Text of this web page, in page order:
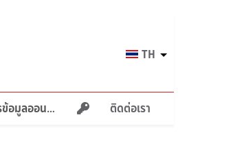
Select
your TH
บริการข้อมูลออนไลน์ ติดต่อเรา